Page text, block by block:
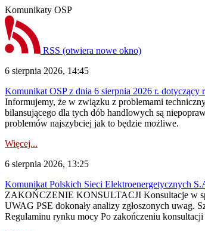
Komunikaty OSP
RSS (otwiera nowe okno)
6 sierpnia 2026, 14:45
Komunikat OSP z dnia 6 sierpnia 2026 r.
Informujemy, że w związku z problemami
bilansującego dla tych dób handlowych są
problemów najszybciej jak to będzie możliwe.
Więcej...
6 sierpnia 2026, 13:25
Komunikat Polskich Sieci Elektroenergetycznych
ZAKOŃCZENIE KONSULTACJI Konsultacje w
UWAG PSE dokonały analizy zgłoszonych uwag.
Regulaminu rynku mocy Po zakończeniu